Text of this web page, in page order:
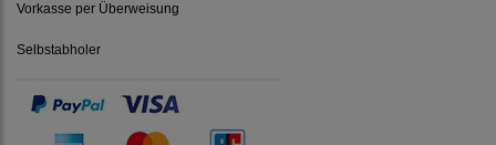
Vorkasse per Überweisung
Selbstabholer